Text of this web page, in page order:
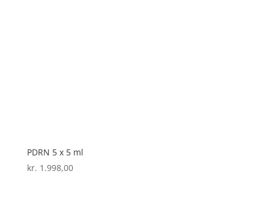
PDRN 5 x 5 ml
kr. 1.998,00